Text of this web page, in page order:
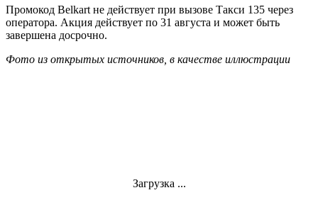
Промокод Belkart не действует при вызове Такси 135 через
оператора. Акция действует по 31 августа и может быть
завершена досрочно.
Фото из открытых источников, в качестве иллюстрации
Загрузка ...